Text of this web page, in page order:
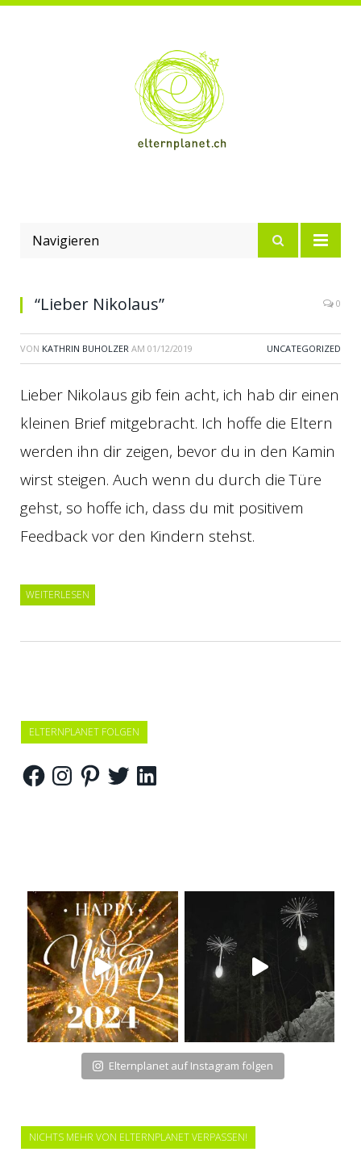
Navigieren
“Lieber Nikolaus” 0
VON KATHRIN BUHOLZER AM 01/12/2019 UNCATEGORIZED
Lieber Nikolaus gib fein acht, ich hab dir einen
kleinen Brief mitgebracht. Ich hoffe die Eltern
werden ihn dir zeigen, bevor du in den Kamin
wirst steigen. Auch wenn du durch die Türe
gehst, so hoffe ich, dass du mit positivem
Feedback vor den Kindern stehst.
WEITERLESEN
ELTERNPLANET FOLGEN
FacebookInstagramPinterestTwitterLinkedIn
Elternplanet auf Instagram folgen
NICHTS MEHR VON ELTERNPLANET VERPASSEN!